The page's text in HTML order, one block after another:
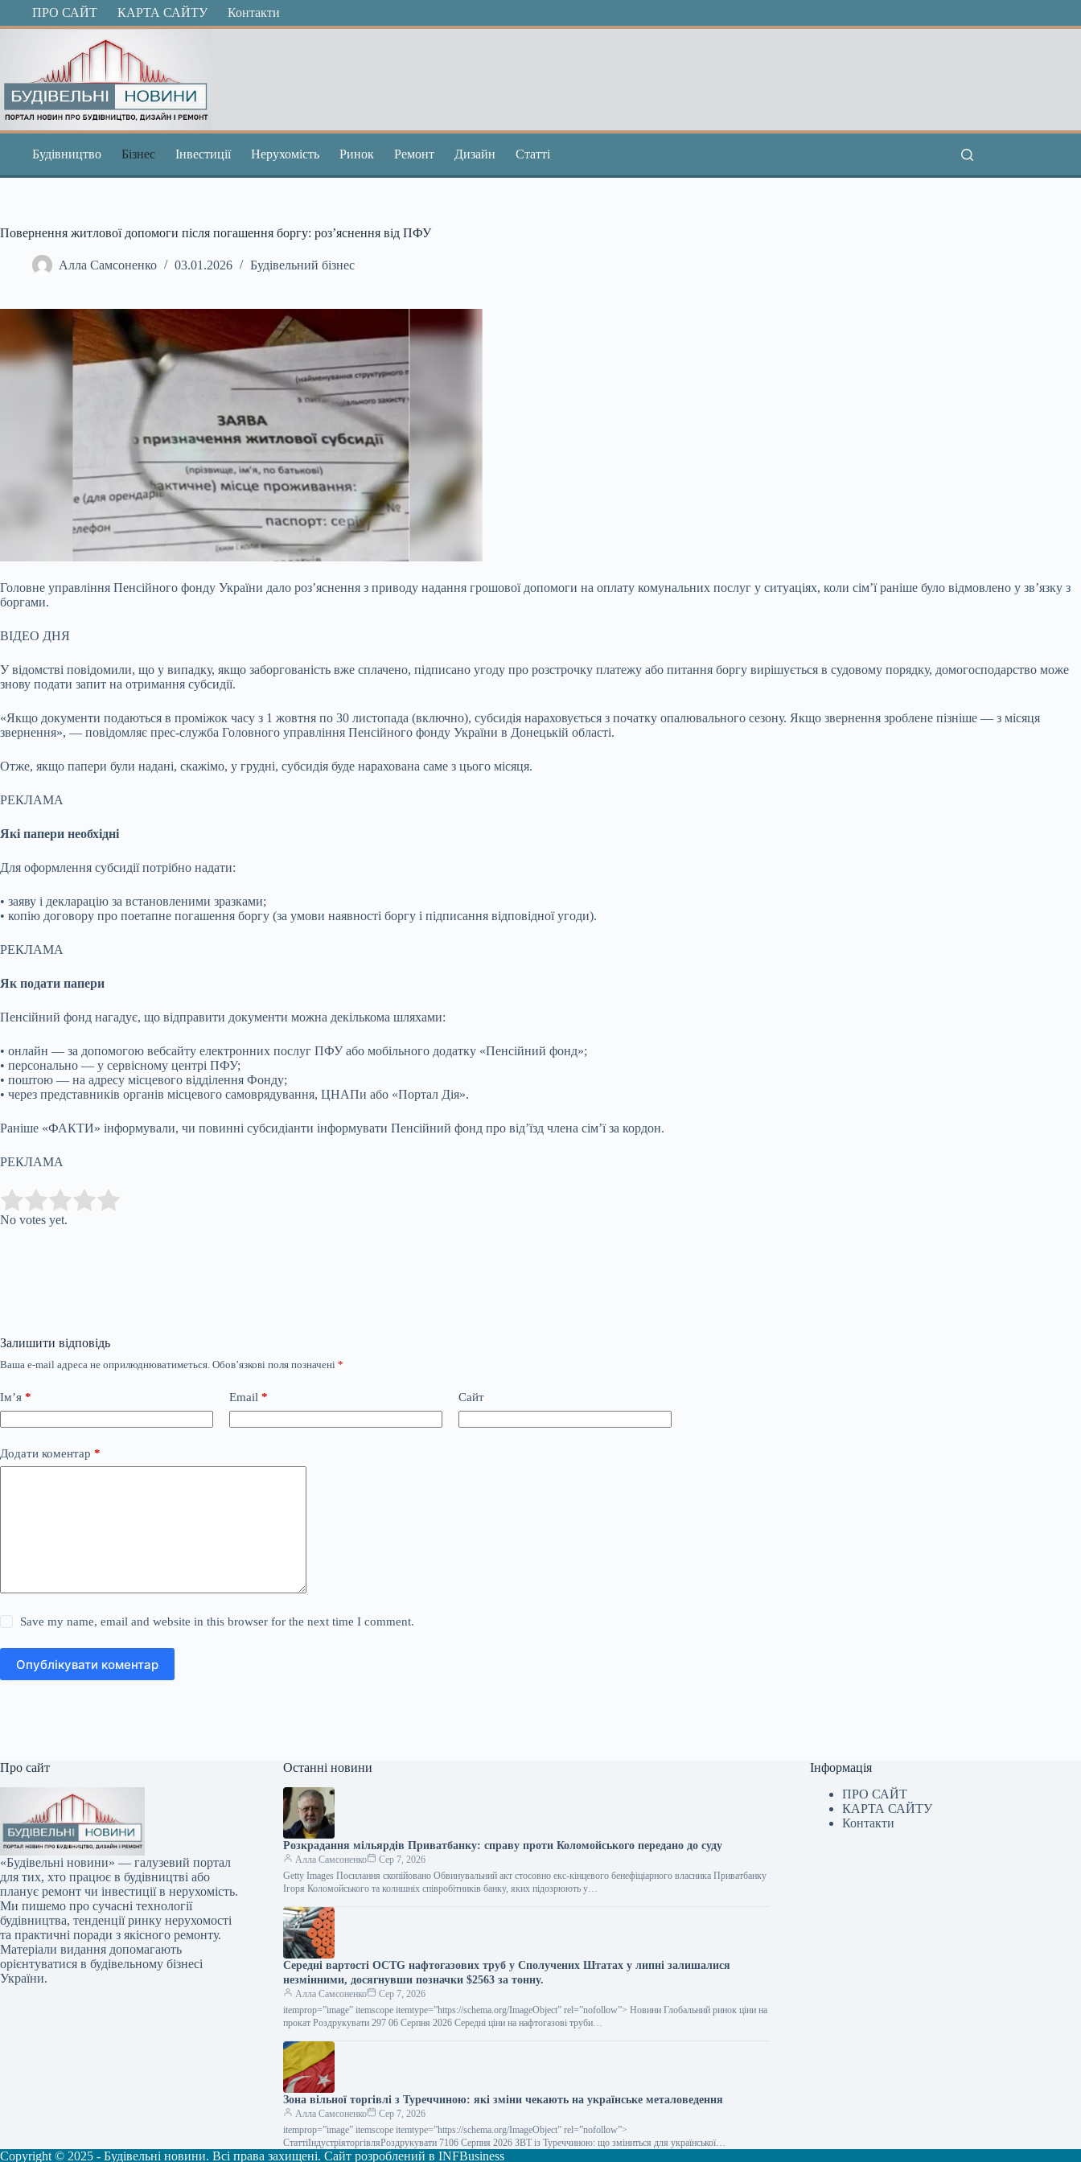
ПерейтиПРО САЙТ КАРТА САЙТУ Контакти
Будівництво Бізнес Інвестиції Нерухомість Ринок Ремонт Дизайн Статті
Повернення житлової допомоги після погашення боргу: роз’яснення від ПФУ
Алла Самсоненко 03.01.2026 Будівельний бізнес
Головне управління Пенсійного фонду України дало роз’яснення з приводу надання грошової допомоги на оплату комунальних послуг у ситуаціях, коли сім’ї раніше було відмовлено у зв’язку з
боргами.
ВІДЕО ДНЯ
У відомстві повідомили, що у випадку, якщо заборгованість вже сплачено, підписано угоду про розстрочку платежу або питання боргу вирішується в судовому порядку, домогосподарство може
знову подати запит на отримання субсидії.
«Якщо документи подаються в проміжок часу з 1 жовтня по 30 листопада (включно), субсидія нараховується з початку опалювального сезону. Якщо звернення зроблене пізніше — з місяця
звернення», — повідомляє прес-служба Головного управління Пенсійного фонду України в Донецькій області.
Отже, якщо папери були надані, скажімо, у грудні, субсидія буде нарахована саме з цього місяця.
РЕКЛАМА
Які папери необхідні
Для оформлення субсидії потрібно надати:
• заяву і декларацію за встановленими зразками;
• копію договору про поетапне погашення боргу (за умови наявності боргу і підписання відповідної угоди).
РЕКЛАМА
Як подати папери
Пенсійний фонд нагадує, що відправити документи можна декількома шляхами:
• онлайн — за допомогою вебсайту електронних послуг ПФУ або мобільного додатку «Пенсійний фонд»;
• персонально — у сервісному центрі ПФУ;
• поштою — на адресу місцевого відділення Фонду;
• через представників органів місцевого самоврядування, ЦНАПи або «Портал Дія».
Раніше «ФАКТИ» інформували, чи повинні субсидіанти інформувати Пенсійний фонд про від’їзд члена сім’ї за кордон.
РЕКЛАМА
Rate this item:
No votes yet.
Залишити відповідь
Ваша e-mail адреса не оприлюднюватиметься. Обов’язкові поля позначені *
Ім’я * Email * Сайт
Додати коментар *
Save my name, email and website in this browser for the next time I comment.
Опублікувати коментар
Про сайт
«Будівельні новини» — галузевий портал
для тих, хто працює в будівництві або
планує ремонт чи інвестиції в нерухомість.
Ми пишемо про сучасні технології
будівництва, тенденції ринку нерухомості
та практичні поради з якісного ремонту.
Матеріали видання допомагають
орієнтуватися в будівельному бізнесі
України.
Останні новини
Розкрадання мільярдів Приватбанку: справу проти Коломойського передано до суду
Алла Самсоненко
Сер 7, 2026
Getty Images Посилання скопійовано Обвинувальний акт стосовно екс-кінцевого бенефіціарного власника Приватбанку
Ігоря Коломойського та колишніх співробітників банку, яких підозрюють у…
Середні вартості OCTG нафтогазових труб у Сполучених Штатах у липні залишалися
незмінними, досягнувши позначки $2563 за тонну.
Алла Самсоненко
Сер 7, 2026
itemprop=”image” itemscope itemtype=”https://schema.org/ImageObject” rel=”nofollow”> Новини Глобальний ринок ціни на
прокат Роздрукувати 297 06 Серпня 2026 Середні ціни на нафтогазові труби…
Зона вільної торгівлі з Туреччиною: які зміни чекають на українське металоведення
Алла Самсоненко
Сер 7, 2026
itemprop=”image” itemscope itemtype=”https://schema.org/ImageObject” rel=”nofollow”>
СтаттіІндустріяторгівляРоздрукувати 7106 Серпня 2026 ЗВТ із Туреччиною: що зміниться для української
металопродукції Читайте на русскомRead in…
Інформація
ПРО САЙТ
КАРТА САЙТУ
Контакти
Copyright © 2025 - Будівельні новини. Всі права захищені. Сайт розроблений в INFBusiness